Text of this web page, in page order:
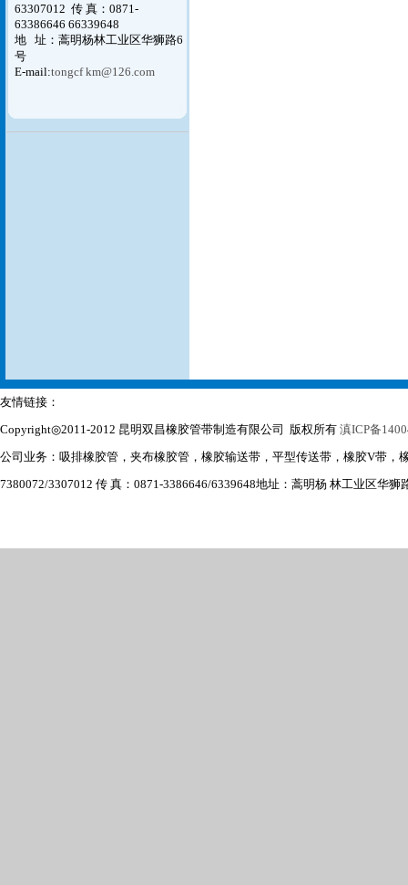
63307012 传 真：0871-
63386646 66339648
地 址：蒿明杨林工业区华狮路6
号
E-mail:tongcf km@126.com
友情链接：
Copyright◎2011-2012 昆明双昌橡胶管带制造有限公司 版权所有 滇ICP备
公司业务：吸排橡胶管，夹布橡胶管，橡胶输送带，平型传送带，橡胶V带，
7380072/3307012 传 真：0871-3386646/6339648地址：蒿明杨 林工业区华狮